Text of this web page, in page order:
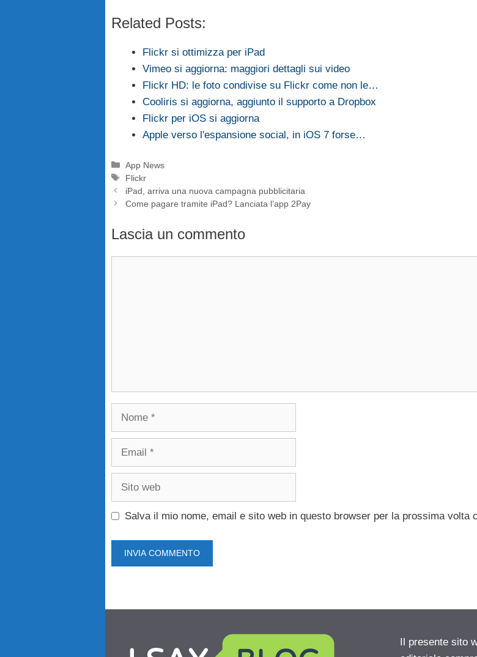
Related Posts:
Flickr si ottimizza per iPad
Vimeo si aggiorna: maggiori dettagli sui video
Flickr HD: le foto condivise su Flickr come non le…
Cooliris si aggiorna, aggiunto il supporto a Dropbox
Flickr per iOS si aggiorna
Apple verso l'espansione social, in iOS 7 forse…
Categorie
App News
Tag
Flickr
iPad, arriva una nuova campagna pubblicitaria
Come pagare tramite iPad? Lanciata l’app 2Pay
Lascia un commento
Nome
Email
Sito
Salva il mio nome, email e sito web in questo browser per la prossima volta
Il presente sito